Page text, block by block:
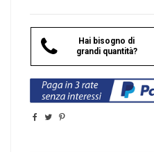
Hai bisogno di
grandi quantità?